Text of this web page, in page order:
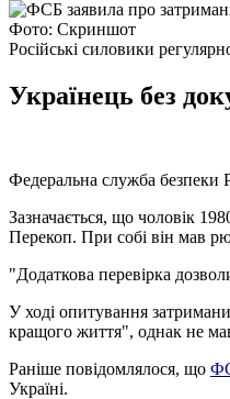
Фото: Скриншот
Російські силовики
Українець без
Федеральна служба безпеки
Зазначається, що чоловік
Перекоп. При собі він мав
"Додаткова перевірка
У ході опитування
кращого життя", однак не
Раніше повідомлялося, що
Україні.